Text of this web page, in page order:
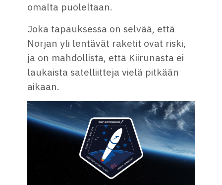
omalta puoleltaan.
Joka tapauksessa on selvää, että
Norjan yli lentävät raketit ovat riski,
ja on mahdollista, että Kiirunasta ei
laukaista satelliitteja vielä pitkään
aikaan.